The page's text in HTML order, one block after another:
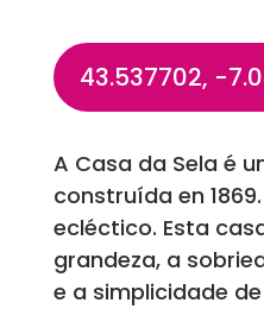
43.537702, -
A Casa da Sela é
construída en
ecléctico. Esta
grandeza, a
e a simplicidade de